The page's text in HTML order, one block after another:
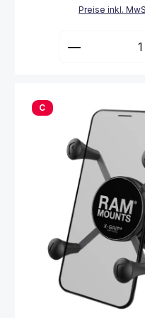
Preise inkl.
Produkt
C